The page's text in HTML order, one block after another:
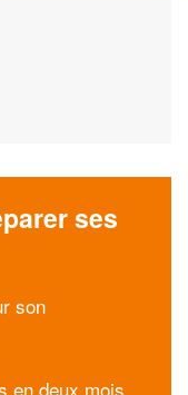
ses
son
en deux mois